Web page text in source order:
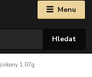
Menu
Hledat
1,07g